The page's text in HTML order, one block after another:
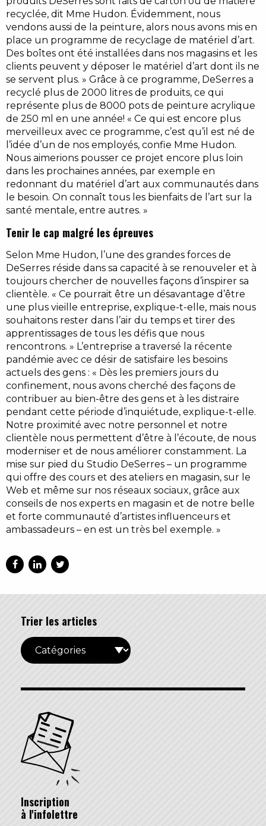
recyclée, dit Mme Hudon. Évidemment, nous
vendons aussi de la peinture, alors nous avons mis en
place un programme de recyclage de matériel d’art.
Des boîtes ont été installées dans nos magasins et les
clients peuvent y déposer le matériel d’art dont ils ne
se servent plus. » Grâce à ce programme, DeSerres a
recyclé plus de 2000 litres de produits, ce qui
représente plus de 8000 pots de peinture acrylique
de 250 ml en une année! « Ce qui est encore plus
merveilleux avec ce programme, c’est qu’il est né de
l’idée d’un de nos employés, confie Mme Hudon.
Nous aimerions pousser ce projet encore plus loin
dans les prochaines années, par exemple en
redonnant du matériel d’art aux communautés dans
le besoin. On connaît tous les bienfaits de l’art sur la
santé mentale, entre autres. »
Tenir le cap malgré les épreuves
Selon Mme Hudon, l’une des grandes forces de
DeSerres réside dans sa capacité à se renouveler et à
toujours chercher de nouvelles façons d’inspirer sa
clientèle. « Ce pourrait être un désavantage d’être
une plus vieille entreprise, explique-t-elle, mais nous
souhaitons rester dans l’air du temps et tirer des
apprentissages de tous les défis que nous
rencontrons. » L’entreprise a traversé la récente
pandémie avec ce désir de satisfaire les besoins
actuels des gens : « Dès les premiers jours du
confinement, nous avons cherché des façons de
contribuer au bien-être des gens et à les distraire
pendant cette période d’inquiétude, explique-t-elle.
Notre proximité avec notre personnel et notre
clientèle nous permettent d’être à l’écoute, de nous
moderniser et de nous améliorer constamment. La
mise sur pied du Studio DeSerres – un programme
qui offre des cours et des ateliers en magasin, sur le
Web et même sur nos réseaux sociaux, grâce aux
conseils de nos experts en magasin et de notre belle
et forte communauté d’artistes influenceurs et
ambassadeurs – en est un très bel exemple. »
Trier les articles
Inscription
à l'infolettre